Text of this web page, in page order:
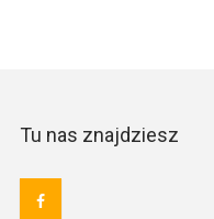
Tu nas znajdziesz